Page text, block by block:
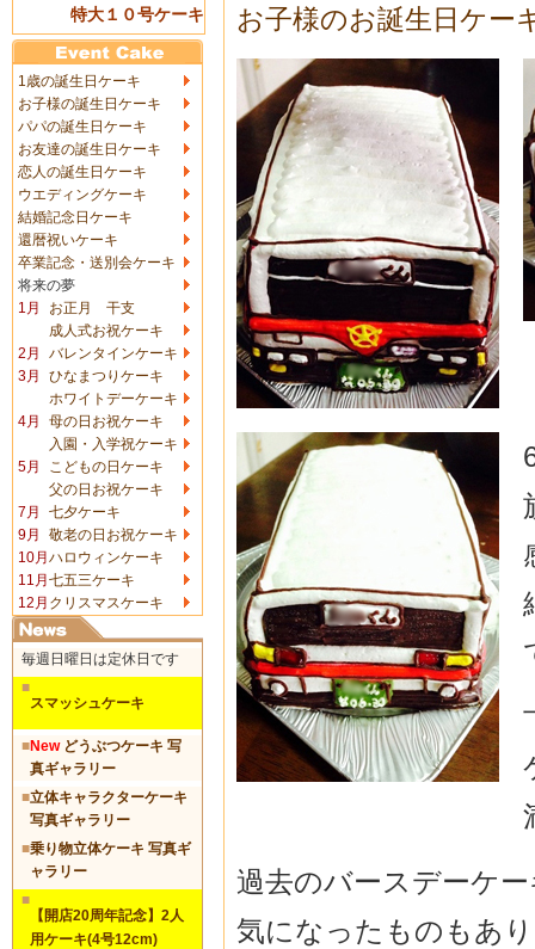
特大１０号ケーキ
1歳の誕生日ケーキ
お子様の誕生日ケーキ
パパの誕生日ケーキ
お友達の誕生日ケーキ
恋人の誕生日ケーキ
ウエディングケーキ
結婚記念日ケーキ
還暦祝いケーキ
卒業記念・送別会ケーキ
将来の夢
1月
お正月 干支
成人式お祝ケーキ
2月
バレンタインケーキ
3月
ひなまつりケーキ
ホワイトデーケーキ
4月
母の日お祝ケーキ
入園・入学祝ケーキ
5月
こどもの日ケーキ
父の日お祝ケーキ
7月
七夕ケーキ
9月
敬老の日お祝ケーキ
10月 ハロウィンケーキ
11月 七五三ケーキ
12月 クリスマスケーキ
毎週日曜日は定休日です
■
スマッシュケーキ
■Newどうぶつケーキ 写
真ギャラリー
■立体キャラクターケーキ
写真ギャラリー
■乗り物立体ケーキ 写真ギ
ャラリー
■
【開店20周年記念】2人
用ケーキ(4号12cm)
お子様のお誕生日ケー
過去のバースデーケ
気になったものもあ